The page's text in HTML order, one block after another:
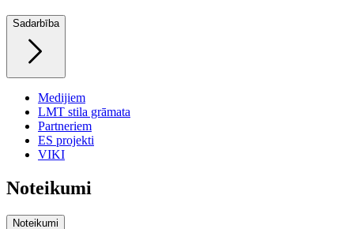
Sadarbība
Medijiem
LMT stila grāmata
Partneriem
ES projekti
VIKI
Noteikumi
Noteikumi